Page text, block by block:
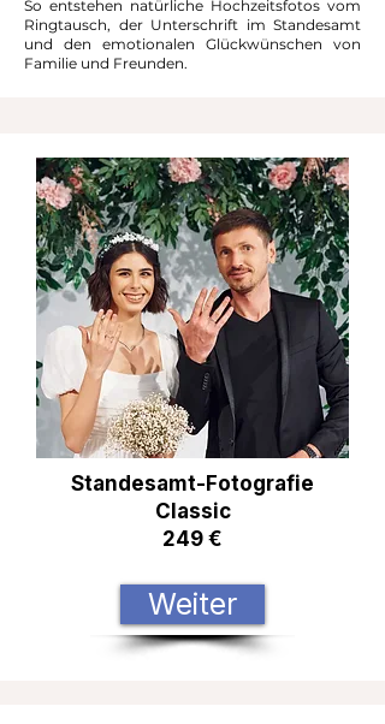
So entstehen natürliche Hochzeitsfotos vom
Ringtausch, der Unterschrift im Standesamt
und den emotionalen Glückwünschen von
Familie und Freunden.
Standesamt-Fotografie
Classic
249 €
Weiter